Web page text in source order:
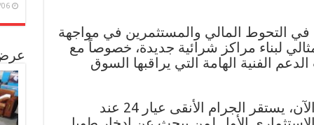
في التحوط المالي والمستثمرين في مواجهة
لبناء مراكز شرائية جديدة، خصوصاً مع
الفنية الهامة التي يراقبها السوق
في جولة داخل كواليس الصاغة الآن، يستقر الجرام الأنقى عيار 24 عند
عرض